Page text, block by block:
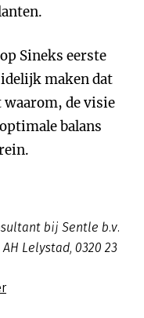
Sineks eerste
maken dat
de visie
balans
bij Sentle b.v.
Lelystad, 0320 23